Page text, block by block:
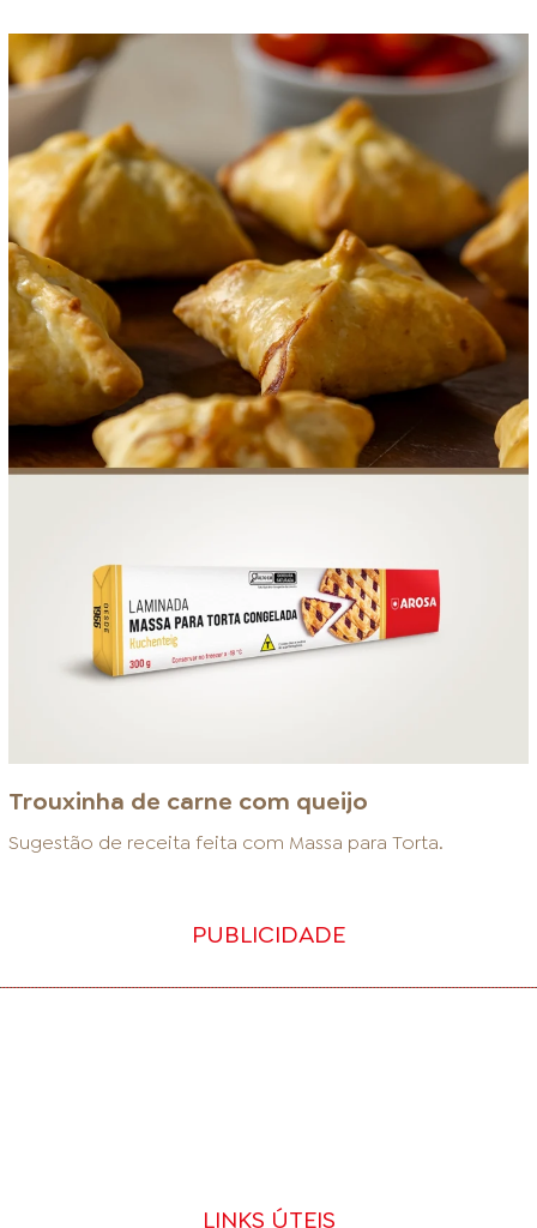
Trouxinha de carne com queijo
Sugestão de receita feita com Massa para Torta.
PUBLICIDADE
LINKS ÚTEIS